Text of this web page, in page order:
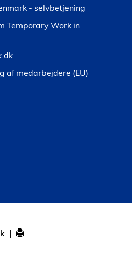
- selvbetjening
Temporary Work in
af medarbejdere (EU)